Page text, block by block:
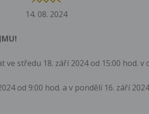
14. 08. 2024
středu 18. září 2024 od 15:00 hod.
od 9:00 hod. a v pondělí 16. září